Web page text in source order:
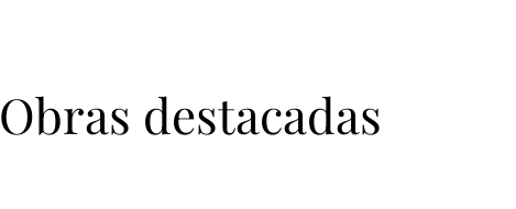
Obras destacadas